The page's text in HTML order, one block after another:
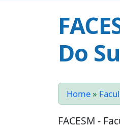
Do
Home »
FACESM -